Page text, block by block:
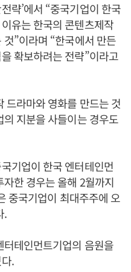
략’에서 “중국기업이 한국
유는 한국의 콘텐츠제작
”이라며 “한국에서 만든
확보하려는 전략”이라고
드라마와 영화를 만드는 것
지분을 사들이는 경우도
기업이 한국 엔터테인먼
한 경우는 올해 2월까지
중국기업이 최대주주에 오
.
테인먼트기업의 음원을
.